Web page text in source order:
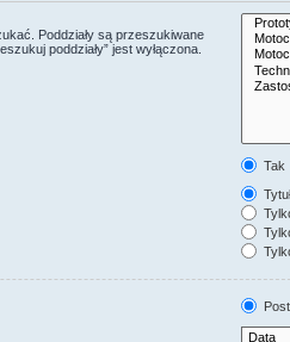
Poddziały są przeszukiwane
poddziały” jest wyłączona.
Tak